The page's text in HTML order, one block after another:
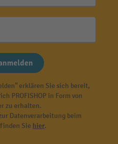
erklären Sie sich bereit,
PROFISHOP in Form von
zu erhalten.
Datenverarbeitung beim
Sie hier.